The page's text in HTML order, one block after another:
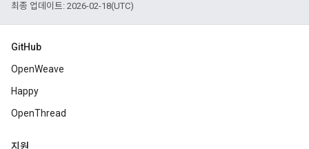
최종 업데이트: 2026-02-18(UTC)
GitHub
OpenWeave
Happy
OpenThread
지원